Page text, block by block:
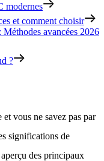
modernes
et comment choisir
avancées 2026
?
vous ne savez pas par
significations de
des principaux